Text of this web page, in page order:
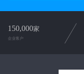
150,000家
企业客户